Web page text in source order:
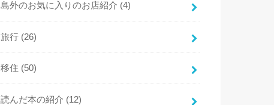
島外のお気に入りのお店紹介 (4)
旅行 (26)
移住 (50)
読んだ本の紹介 (12)